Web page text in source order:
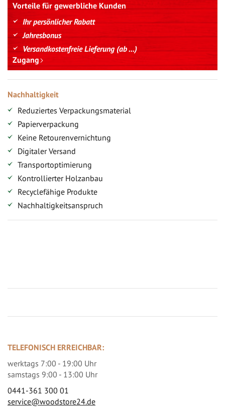
Vorteile für gewerbliche Kunden
Ihr persönlicher Rabatt
Jahresbonus
Versandkostenfreie Lieferung (ab ...)
Zugang
Nachhaltigkeit
Reduziertes Verpackungsmaterial
Papierverpackung
Keine Retourenvernichtung
Digitaler Versand
Transportoptimierung
Kontrollierter Holzanbau
Recyclefähige Produkte
Nachhaltigkeitsanspruch
TELEFONISCH ERREICHBAR:
werktags 7:00 - 19:00 Uhr
samstags 9:00 - 13:00 Uhr
0441-361 300 01
service@woodstore24.de